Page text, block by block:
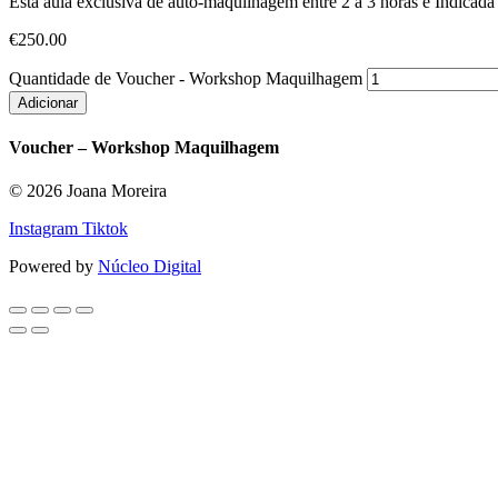
€250.00
Quantidade de Voucher - Workshop Maquilhagem
Adicionar
Voucher – Workshop Maquilhagem
© 2026 Joana Moreira
Instagram Tiktok
Powered by Núcleo Digital